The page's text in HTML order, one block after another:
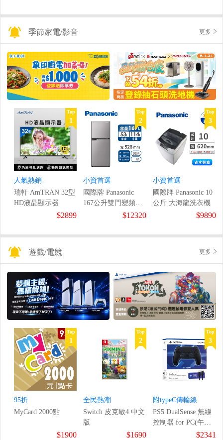
季節家電/影音 更多
Top
1
人氣熱銷
瑞軒 AmTRAN 32型
HD液晶顯示器
$2899
Top
2
小資首選
國際牌 Panasonic
167公升雙門變頻冰
$12320
Top
3
小資首選
國際牌 Panasonic 10
公斤 大海龍洗衣機
$9890
遊戲/電競 更多
Top
1
95折
MyCard 2000點
$1900
Top
2
全民熱潮
Switch 皮克敏4 中文
版
$1690
Top
3
附typeC傳輸線
PS5 DualSense 無線
控制器 for PC(午夜
$2341